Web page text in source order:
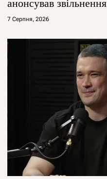
анонсував звільнення
7 Серпня, 2026